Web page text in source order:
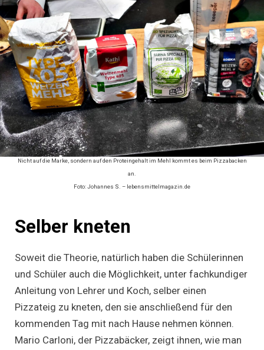
Nicht auf die Marke, sondern auf den Proteingehalt im Mehl kommt es beim Pizzabacken
an.
Foto: Johannes S. – lebensmittelmagazin.de
Selber kneten
Soweit die Theorie, natürlich haben die Schülerinnen
und Schüler auch die Möglichkeit, unter fachkundiger
Anleitung von Lehrer und Koch, selber einen
Pizzateig zu kneten, den sie anschließend für den
kommenden Tag mit nach Hause nehmen können.
Mario Carloni, der Pizzabäcker, zeigt ihnen, wie man